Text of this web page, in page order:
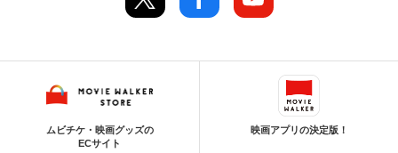
ムビチケ・映画グッズの
ECサイト
映画アプリの決定版！